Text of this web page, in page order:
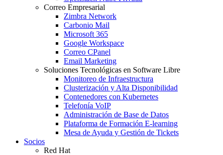
Correo Empresarial
Zimbra Network
Carbonio Mail
Microsoft 365
Google Workspace
Correo CPanel
Email Marketing
Soluciones Tecnológicas en Software Libre
Monitoreo de Infraestructura
Clusterización y Alta Disponibilidad
Contenedores con Kubernetes
Telefonía VoIP
Administración de Base de Datos
Plataforma de Formación E-learning
Mesa de Ayuda y Gestión de Tickets
Socios
Red Hat